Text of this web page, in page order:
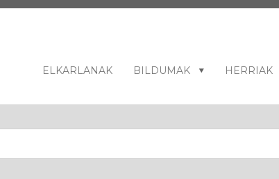
ELKARLANAK BILDUMAK HERRIAK